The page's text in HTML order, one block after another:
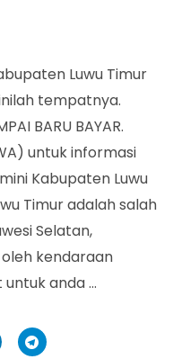
Luwu Timur
tempatnya.
BARU BAYAR.
untuk informasi
Kabupaten Luwu
Timur adalah salah
Selatan,
kendaraan
anda …